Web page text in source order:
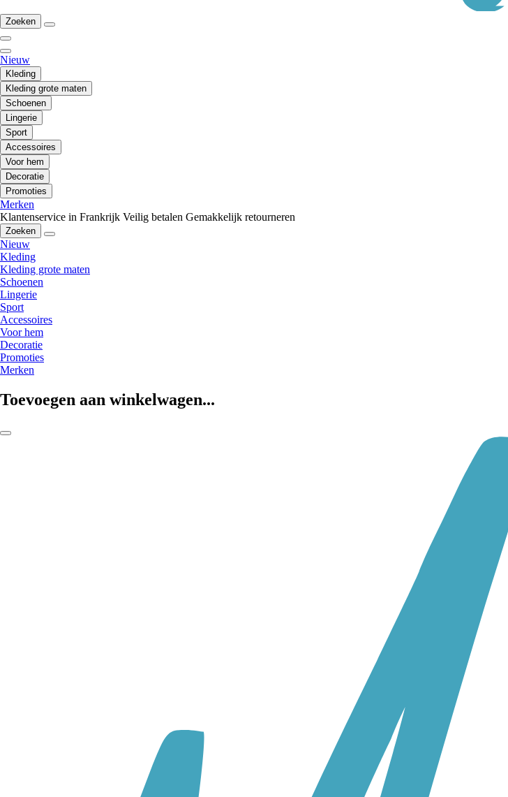
Zoeken
Nieuw
Kleding
Kleding grote maten
Schoenen
Lingerie
Sport
Accessoires
Voor hem
Decoratie
Promoties
Merken
Klantenservice in Frankrijk Veilig betalen Gemakkelijk retourneren
Zoeken
Nieuw
Kleding
Kleding grote maten
Schoenen
Lingerie
Sport
Accessoires
Voor hem
Decoratie
Promoties
Merken
Toevoegen aan winkelwagen...